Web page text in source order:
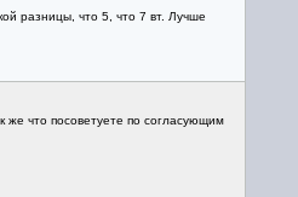
разницы, что 5, что 7 вт. Лучше
же что посоветуете по согласующим